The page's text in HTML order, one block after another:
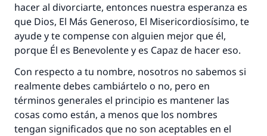
hacer al divorciarte, entonces nuestra esperanza es
que Dios, El Más Generoso, El Misericordiosísimo, te
ayude y te compense con alguien mejor que él,
porque Él es Benevolente y es Capaz de hacer eso.
Con respecto a tu nombre, nosotros no sabemos si
realmente debes cambiártelo o no, pero en
términos generales el principio es mantener las
cosas como están, a menos que los nombres
tengan significados que no son aceptables en el